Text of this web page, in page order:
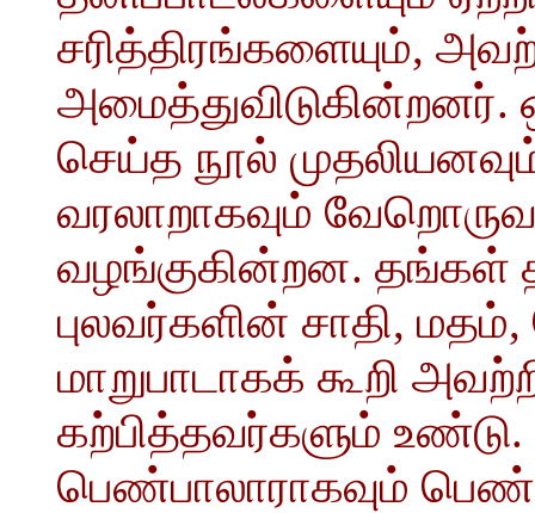
சரித்திரங்களையும்,
அமைத்துவிடுகின்றனர்.
செய்த நூல்
வரலாறாகவும்
வழங்குகின்றன. தங்கள்
புலவர்களின் சாதி,
மாறுபாடாகக் கூறி
கற்பித்தவர்களும்
பெண்பாலாராகவும்